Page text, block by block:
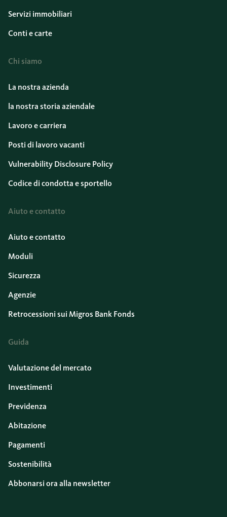
Servizi immobiliari
Conti e carte
Chi siamo
La nostra azienda
la nostra storia aziendale
Lavoro e carriera
Posti di lavoro vacanti
Vulnerability Disclosure Policy
Codice di condotta e sportello
Aiuto e contatto
Aiuto e contatto
Moduli
Sicurezza
Agenzie
Retrocessioni sui Migros Bank Fonds
Guida
Valutazione del mercato
Investimenti
Previdenza
Abitazione
Pagamenti
Sostenibilità
Abbonarsi ora alla newsletter